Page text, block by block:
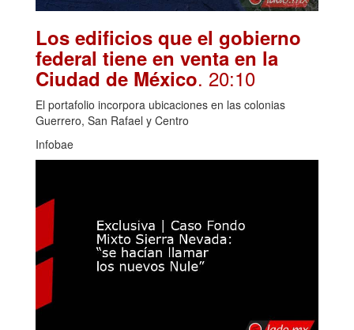
Los edificios que el gobierno
federal tiene en venta en la
Ciudad de México. 20:10
El portafolio incorpora ubicaciones en las colonias
Guerrero, San Rafael y Centro
Infobae